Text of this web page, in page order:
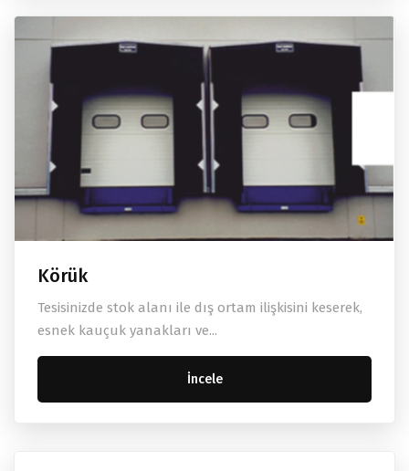
Körük
Tesisinizde stok alanı ile dış ortam ilişkisini keserek,
esnek kauçuk yanakları ve...
İncele